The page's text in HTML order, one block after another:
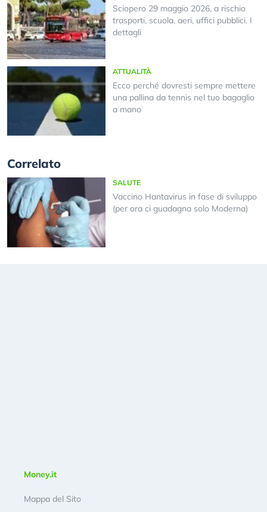
Sciopero 29 maggio 2026, a rischio
trasporti, scuola, aeri, uffici pubblici. I
dettagli
ATTUALITÀ
Ecco perché dovresti sempre mettere
una pallina da tennis nel tuo bagaglio
a mano
Correlato
SALUTE
Vaccino Hantavirus in fase di sviluppo
(per ora ci guadagna solo Moderna)
Money.it
Mappa del Sito